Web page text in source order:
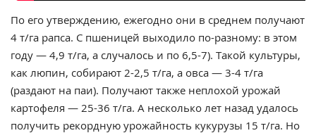
По его утверждению, ежегодно они в среднем получают
4 т/га рапса. С пшеницей выходило по-разному: в этом
году — 4,9 т/га, а случалось и по 6,5-7). Такой культуры,
как люпин, собирают 2-2,5 т/га, а овса — 3-4 т/га
(раздают на паи). Получают также неплохой урожай
картофеля — 25-36 т/га. А несколько лет назад удалось
получить рекордную урожайность кукурузы 15 т/га. Но